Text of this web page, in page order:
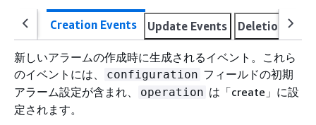
Creation Events Update Events Deletion
新しいアラームの作成時に生成されるイベント。これら
のイベントには、
configuration フィールドの初期
アラーム設定が含まれ、
operation は「create」に設
定されます。